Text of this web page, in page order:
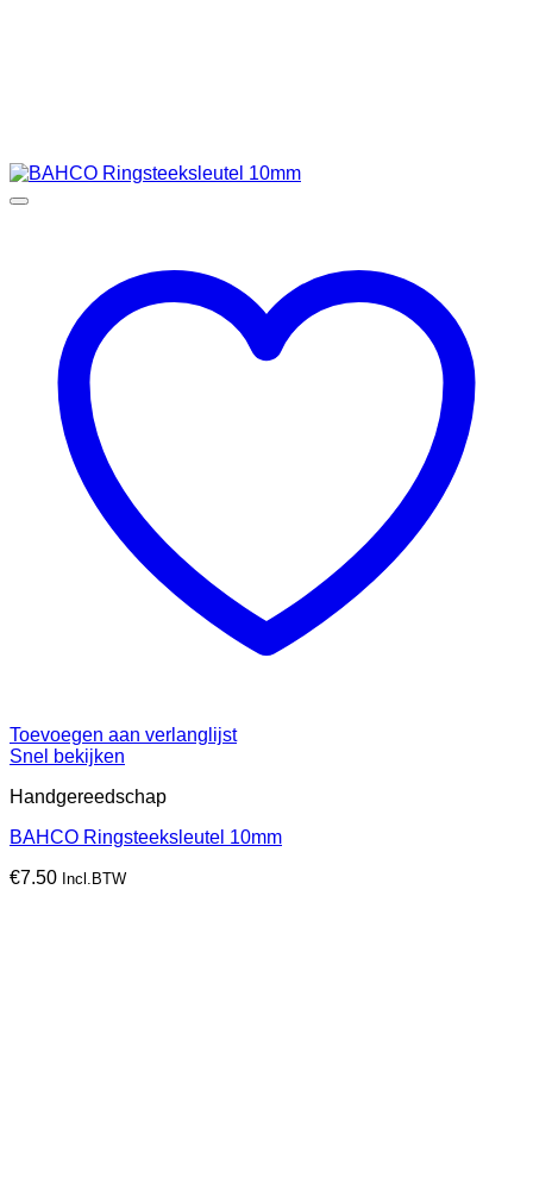
Toevoegen aan verlanglijst
Snel bekijken
Handgereedschap
BAHCO Ringsteeksleutel 10mm
€7.50 Incl.BTW